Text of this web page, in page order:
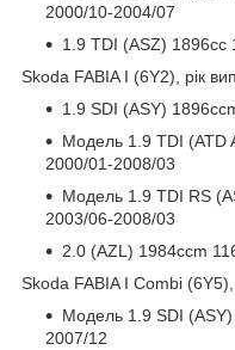
2000/10-2004/07
1.9 TDI (ASZ) 1896cc
Skoda FABIA I (6Y2), рік
1.9 SDI (ASY)
Модель 1.9 TDI (ATD
2000/01-2008/03
Модель 1.9 TDI RS
2003/06-2008/03
2.0 (AZL) 1984ccm
Skoda FABIA I Combi
Модель 1.9 SDI
2007/12